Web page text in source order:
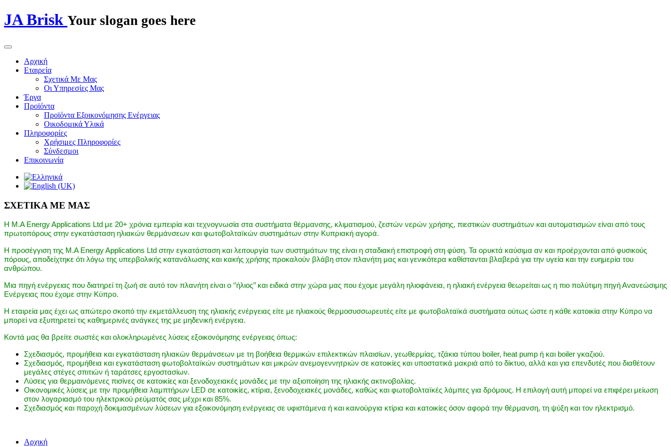
JA Brisk Your slogan goes here
Αρχική
Εταιρεία
Σχετικά Με Μας
Οι Υπηρεσίες Μας
Έργα
Προϊόντα
Προϊόντα Εξοικονόμησης Ενέργειας
Οικοδομικά Υλικά
Πληροφορίες
Χρήσιμες Πληροφορίες
Σύνδεσμοι
Επικοινωνία
ΣΧΕΤΙΚΑ ΜΕ ΜΑΣ
Η M.A Energy Applications Ltd με 20+ χρόνια εμπειρία και τεχνογνωσία στα συστήματα θέρμανσης, κλιματισμού, ζεστών νερών χρήσης, πιεστικών συστημάτων και αυτοματισμών είναι από τους
πρωτοπόρους στην εγκατάσταση ηλιακών θερμάνσεων και φωτοβολταïκών συστημάτων στην Κυπριακή αγορά.
Η προσέγγιση της M.A Energy Applications Ltd στην εγκατάσταση και λειτουργία των συστημάτων της είναι η σταδιακή επιστροφή στη φύση. Τα ορυκτά καύσιμα αν και προέρχονται από φυσικούς
πόρους, αποδείχτηκε ότι λόγω της υπερβολικής κατανάλωσης και κακής χρήσης προκαλούν βλάβη στον πλανήτη μας και γενικότερα καθίστανται βλαβερά για την υγεία και την ευημερία του
ανθρώπου.
Μια πηγή ενέργειας που διατηρεί τη ζωή σε αυτό τον πλανήτη είναι ο ‘’ήλιος’’ και ειδικά στην χώρα μας που έχομε μεγάλη ηλιοφάνεια, η ηλιακή ενέργεια θεωρείται ως η πιο πολύτιμη πηγή Ανανεώσιμης
Ενέργειας που έχομε στην Κύπρο.
Η εταιρεία μας έχει ως απώτερο σκοπό την εκμετάλλευση της ηλιακής ενέργειας είτε με ηλιακούς θερμοσυσσωρευτές είτε με φωτοβολταïκά συστήματα ούτως ώστε η κάθε κατοικία στην Κύπρο να
μπορεί να εξυπηρετεί τις καθημερινές ανάγκες της με μηδενική ενέργεια.
Κοντά μας θα βρείτε σωστές και ολοκληρωμένες λύσεις εξοικονόμησης ενέργειας όπως:
Σχεδιασμός, προμήθεια και εγκατάσταση ηλιακών θερμάνσεων με τη βοήθεια θερμικών επιλεκτικών πλαισίων, γεωθερμίας, τζάκια τύπου boiler, heat pump ή και boiler γκαζιού.
Σχεδιασμός, προμήθεια και εγκατάσταση φωτοβολταïκών συστημάτων και μικρών ανεμογεννητριών σε κατοικίες και υποστατικά μακριά από το δίκτυο, αλλά και για επενδυτές που διαθέτουν
μεγάλες στέγες σπιτιών ή ταράτσες εργοστασίων.
Λύσεις για θερμαινόμενες πισίνες σε κατοικίες και ξενοδοχειακές μονάδες με την αξιοποίηση της ηλιακής ακτινοβολίας.
Οικονομικές λύσεις με την προμήθεια λαμπτήρων LED σε κατοικίες, κτίρια, ξενοδοχειακές μονάδες, καθώς και φωτοβολταïκές λάμπες για δρόμους. Η επιλογή αυτή μπορεί να επιφέρει μείωση
στον λογαριασμό του ηλεκτρικού ρεύματός σας μέχρι και 85%.
Σχεδιασμός και παροχή δοκιμασμένων λύσεων για εξοικονόμηση ενέργειας σε υφιστάμενα ή και καινούργια κτίρια και κατοικίες όσον αφορά την θέρμανση, τη ψύξη και τον ηλεκτρισμό.
Αρχική